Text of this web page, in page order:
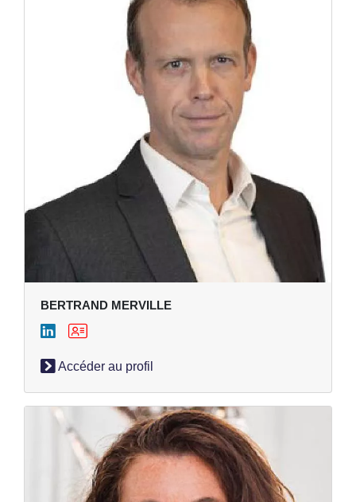
BERTRAND MERVILLE
Accéder au profil